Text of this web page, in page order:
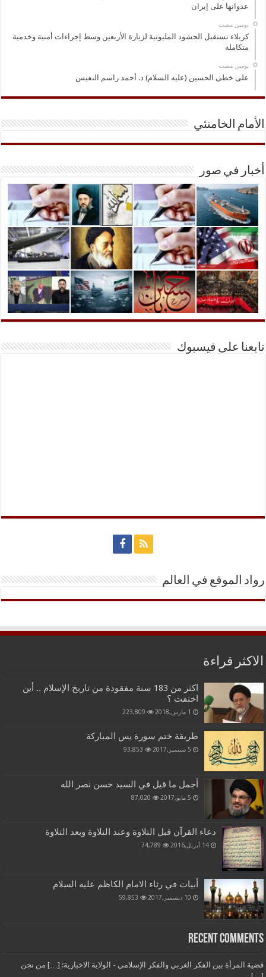
عدوانها على إيران
‏يومين مضت
كربلاء تستقبل الحشود المليونية لزيارة الأربعين وسط إجراءات أمنية وخدمية
متكاملة
‏يومين مضت
على خطى الحسين (عليه السلام) د. أحمد راسم النفيس
الأمام الخامنئي
أخبار في صور
تابعنا على فيسبوك
رواد الموقع في العالم
الاكثر قراءة
اكثر من 183 سنة مفقودة من تاريخ الإسلام .. أين
اختفت ؟
1 مارس,2018 223,809
طريقة ختم سورة يس المباركة
5 سبتمبر,2017 93,853
أجمل ما قيل في السيد حسن نصر الله
5 مايو,2017 87,020
دعاء القرآن قبل التلاوة وعند التلاوة وبعد التلاوة
14 أبريل,2016 74,789
أبيات في رثاء الامام الكاظم عليه السلام
10 ديسمبر,2017 59,853
Recent Comments
قضية المرأة بين الفكر الغربي والفكر الإسلامي - الولاية الاخبارية: […] من نحن